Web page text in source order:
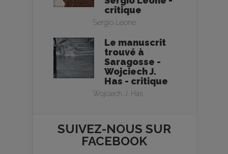
critique
Sergio Leone
Le manuscrit
trouvé à
Saragosse -
Wojciech J.
Has - critique
Wojciech J. Has
SUIVEZ-NOUS SUR
FACEBOOK